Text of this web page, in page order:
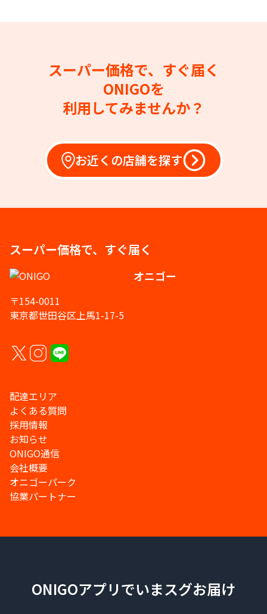
スーパー価格で、すぐ届く
ONIGOを
利用してみませんか？
お近くの店舗を探す
スーパー価格で、すぐ届く
オニゴー
〒154-0011
東京都世田谷区上馬1-17-5
配達エリア
よくある質問
採用情報
お知らせ
ONIGO通信
会社概要
オニゴーパーク
協業パートナー
ONIGOアプリでいまスグお届け